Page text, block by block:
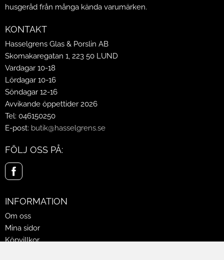
husgeråd från många kända varumärken.
KONTAKT
Hasselgrens Glas & Porslin AB
Skomakaregatan 1, 223 50 LUND
Vardagar 10-18
Lördagar 10-16
Söndagar 12-16
Avvikande öppettider 2026
Tel: 046150250
E-post: butik@hasselgrens.se
FÖLJ OSS PÅ:
INFORMATION
Om oss
Mina sidor
Köpvillkor